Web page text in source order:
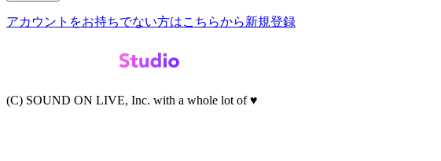
アカウントをお持ちでない方はこちらから新規登録
(C) SOUND ON LIVE, Inc. with a whole lot of ♥